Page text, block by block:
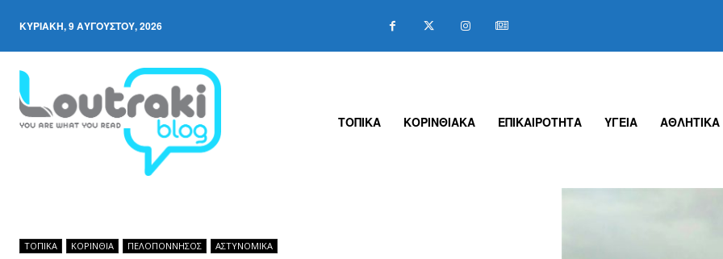
ΚΥΡΙΑΚΉ, 9 ΑΥΓΟΎΣΤΟΥ, 2026
ΤΟΠΙΚΑ ΚΟΡΙΝΘΙΑΚΑ ΕΠΙΚΑΙΡΟΤΗΤΑ ΥΓΕΙΑ ΑΘΛΗΤΙΚΑ
ΤΟΠΙΚΑ ΚΟΡΙΝΘΊΑ ΠΕΛΟΠΌΝΝΗΣΟΣ ΑΣΤΥΝΟΜΙΚΆ